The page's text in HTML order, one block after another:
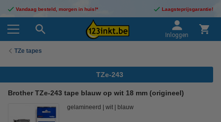
Vandaag besteld, morgen in huis!* Laagsteprijsgarantie!
Inloggen
TZe tapes
TZe-243
Brother TZe-243 tape blauw op wit 18 mm (origineel)
gelamineerd wit blauw